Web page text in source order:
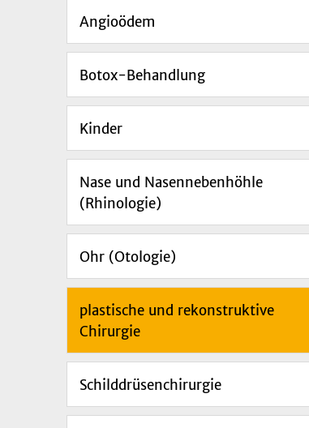
Angioödem
Botox-Behandlung
Kinder
Nase und Nasennebenhöhle
(Rhinologie)
Ohr (Otologie)
plastische und rekonstruktive
Chirurgie
Schilddrüsenchirurgie